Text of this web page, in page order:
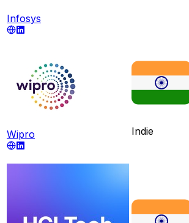
Infosys
Wipro Indie